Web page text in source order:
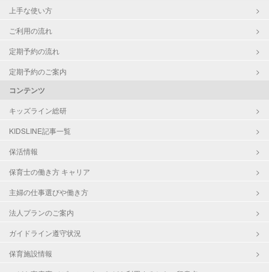
上手な使い方
ご利用の流れ
定期予約の流れ
定期予約のご案内
コンテンツ
キッズライン総研
KIDSLINE記事一覧
保活情報
保育士の働き方 キャリア
主婦の仕事選びや働き方
法人プランのご案内
ガイドライン遵守状況
保育施設情報